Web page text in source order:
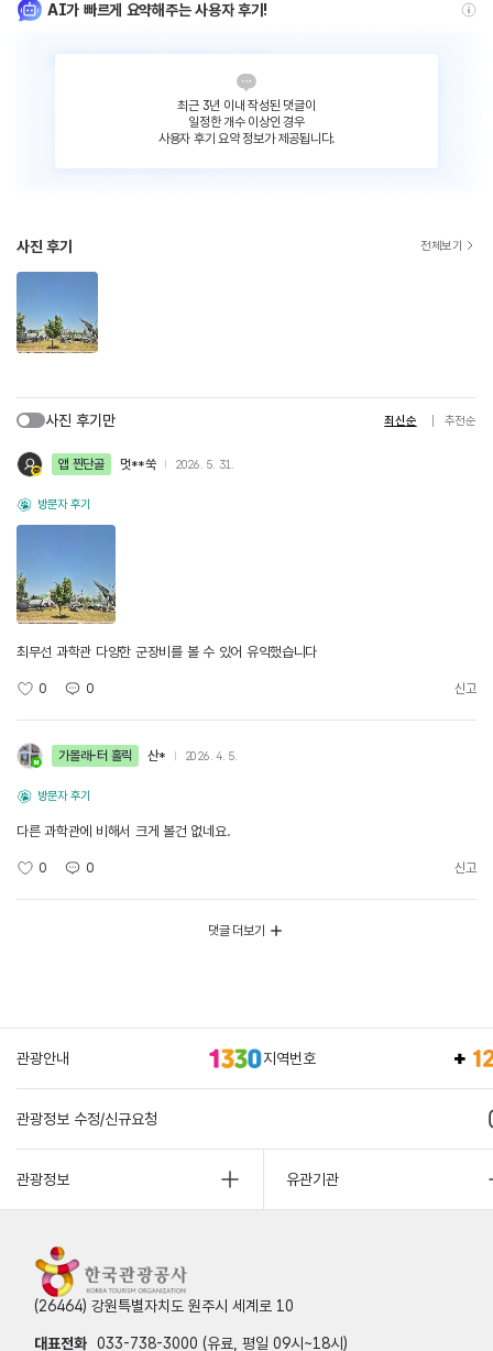
AI가 빠르게 요약해주는 사용자 후기!
최근 3년 이내 작성된 댓글이
일정한 개수 이상인 경우
사용자 후기 요약 정보가 제공됩니다.
사진 후기 전체보기
사진 후기만 최신순 추천순
앱 찐단골 멋**쑥 2026. 5. 31.
방문자 후기
최무선 과학관 다양한 군장비를 볼 수 있어 유익했습니다
0 0 신고
가볼래-터 홀릭 산* 2026. 4. 5.
방문자 후기
다른 과학관에 비해서 크게 볼건 없네요.
0 0 신고
댓글 더보기
관광안내 지역번호
관광정보 수정/신규요청
관광정보 유관기관
(26464) 강원특별자치도 원주시 세계로 10
대표전화 033-738-3000 (유료, 평일 09시~18시)